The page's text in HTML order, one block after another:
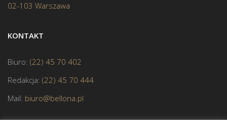
02-103 Warszawa
KONTAKT
Biuro: (22) 45 70 402
Redakcja: (22) 45 70 444
Mail: biuro@bellona.pl